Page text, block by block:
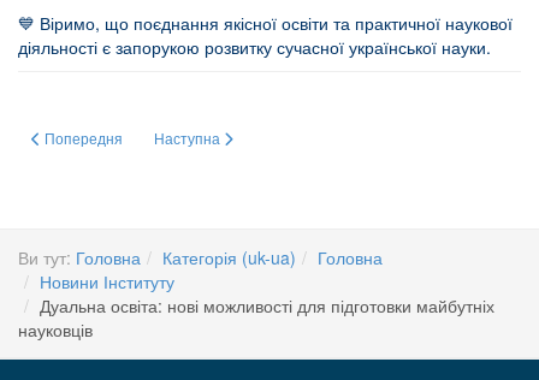
💙 Віримо, що поєднання якісної освіти та практичної наукової
діяльності є запорукою розвитку сучасної української науки.
Попередня стаття: Конкурс на заміщення посади провідного наукового
Попередня Наступна стаття: Project GUARDIANS
Наступна
Ви тут: Головна Категорія (uk-ua)
Головна
Новини Інституту
Дуальна освіта: нові можливості для підготовки майбутніх
науковців